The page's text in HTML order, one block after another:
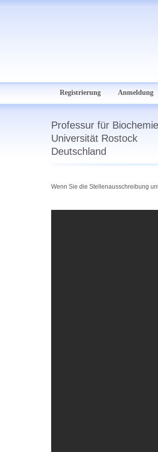
Registrierung Anmeldung
Professur für
Universität Rostock
Deutschland
Wenn Sie die Stellenausschreibung